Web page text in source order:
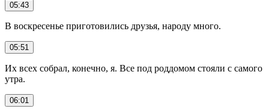
05:43
В воскресенье приготовились друзья, народу много.
05:51
Их всех собрал, конечно, я. Все под роддомом стояли с самого
утра.
06:01